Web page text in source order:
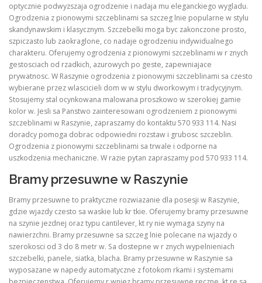
optycznie podwyzszaja ogrodzenie i nadaja mu eleganckiego wygladu.
Ogrodzenia z pionowymi szczeblinami sa szczeg lnie popularne w stylu
skandynawskim i klasycznym. Szczebelki moga byc zakonczone prosto,
szpiczasto lub zaokraglone, co nadaje ogrodzeniu indywidualnego
charakteru. Oferujemy ogrodzenia z pionowymi szczeblinami w r znych
gestosciach od rzadkich, azurowych po geste, zapewniajace
prywatnosc. W Raszynie ogrodzenia z pionowymi szczeblinami sa czesto
wybierane przez wlascicieli dom w w stylu dworkowym i tradycyjnym.
Stosujemy stal ocynkowana malowana proszkowo w szerokiej gamie
kolor w. Jesli sa Panstwo zainteresowani ogrodzeniem z pionowymi
szczeblinami w Raszynie, zapraszamy do kontaktu 570 933 114. Nasi
doradcy pomoga dobrac odpowiedni rozstaw i grubosc szczeblin.
Ogrodzenia z pionowymi szczeblinami sa trwale i odporne na
uszkodzenia mechaniczne. W razie pytan zapraszamy pod 570 933 114.
Bramy przesuwne w Raszynie
Bramy przesuwne to praktyczne rozwiazanie dla posesji w Raszynie,
gdzie wjazdy czesto sa waskie lub kr tkie. Oferujemy bramy przesuwne
na szynie jezdnej oraz typu cantilever, kt ry nie wymaga szyny na
nawierzchni. Bramy przesuwne sa szczeg lnie polecane na wjazdy o
szerokosci od 3 do 8 metr w. Sa dostepne w r znych wypelnieniach
szczebelki, panele, siatka, blacha. Bramy przesuwne w Raszynie sa
wyposazane w napedy automatyczne z fotokom rkami i systemami